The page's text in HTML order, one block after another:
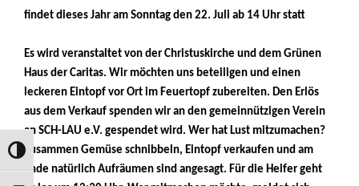
Umschalten auf hohe Kontraste
findet dieses Jahr am Sonntag den 22. Juli ab 14 Uhr statt.
Es wird veranstaltet von der Christuskirche und dem Grünen
Haus der Caritas. Wir möchten uns beteiligen und einen
leckeren Eintopf vor Ort im Feuertopf zubereiten. Den Erlös
aus dem Verkauf spenden wir an den gemeinnützigen Verein
an SCH-LAU e.V. gespendet wird. Wer hat Lust mitzumachen?
Zusammen Gemüse schnibbeln, Eintopf verkaufen und am
Ende natürlich Aufräumen sind angesagt. Für die Helfer geht